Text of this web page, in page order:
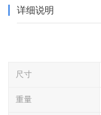
详细说明
尺寸
重量